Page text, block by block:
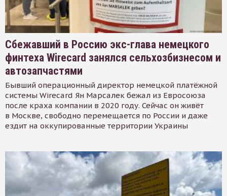
Сбежавший в Россию экс-глава немецкого
финтеха Wirecard занялся сельхозбизнесом и
автозапчастями
Бывший операционный директор немецкой платёжной
системы Wirecard Ян Марсалек бежал из Евросоюза
после краха компании в 2020 году. Сейчас он живёт
в Москве, свободно перемещается по России и даже
ездит на оккупированные территории Украины